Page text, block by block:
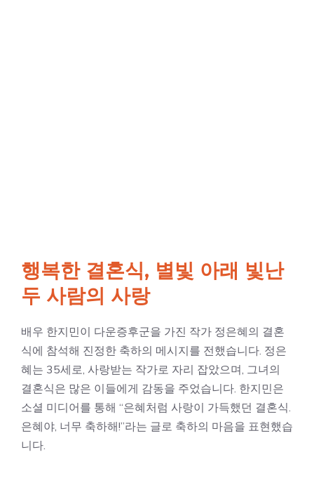
행복한 결혼식, 별빛 아래 빛난
두 사람의 사랑
배우 한지민이 다운증후군을 가진 작가 정은혜의 결혼
식에 참석해 진정한 축하의 메시지를 전했습니다. 정은
혜는 35세로, 사랑받는 작가로 자리 잡았으며, 그녀의
결혼식은 많은 이들에게 감동을 주었습니다. 한지민은
소셜 미디어를 통해 “은혜처럼 사랑이 가득했던 결혼식.
은혜야, 너무 축하해!”라는 글로 축하의 마음을 표현했습
니다.